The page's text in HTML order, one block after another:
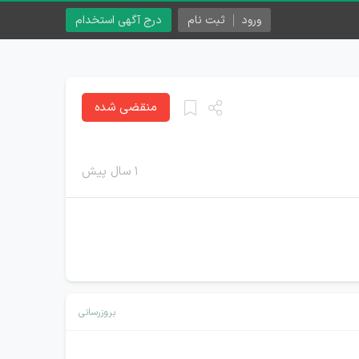
درج آگهی استخدام ورود ثبت نام
۱ سال پیش
منقضی شده
بروزرسانی